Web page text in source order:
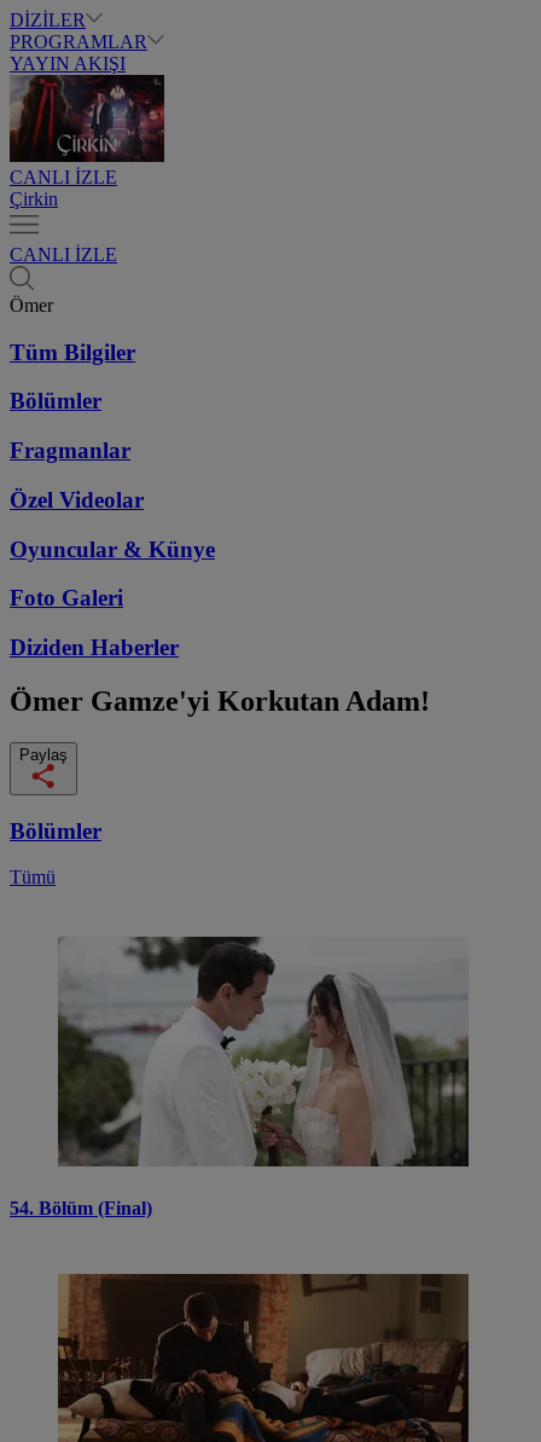
DİZİLER
PROGRAMLAR
YAYIN AKIŞI
CANLI İZLE
Çirkin
CANLI İZLE
Ömer
Tüm Bilgiler
Bölümler
Fragmanlar
Özel Videolar
Oyuncular & Künye
Foto Galeri
Diziden Haberler
Ömer Gamze'yi Korkutan Adam!
Paylaş
Bölümler
Tümü
54. Bölüm (Final)